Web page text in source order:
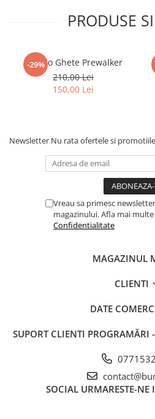
PRODUSE
-29%
Froddo Ghete Prewalker
210,00 Lei
150,00 Lei
Newsletter Nu rata ofertele si
Vreau sa primesc
magazinului. Afla mai multe
Confidentialitate
MAGAZINUL
CLIENTI
DATE
SUPORT CLIENTI PROGRAMĂRI
SOCIAL URMARESTE-